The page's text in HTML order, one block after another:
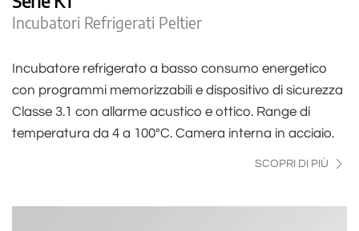
Incubatori Refrigerati Peltier
Incubatore refrigerato a basso consumo energetico
con programmi memorizzabili e dispositivo di sicurezza
Classe 3.1 con allarme acustico e ottico. Range di
temperatura da 4 a 100°C. Camera interna in acciaio.
SCOPRI DI PIÙ